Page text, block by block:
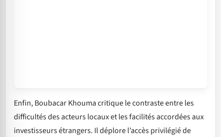
Enfin, Boubacar Khouma critique le contraste entre les
difficultés des acteurs locaux et les facilités accordées aux
investisseurs étrangers. Il déplore l’accès privilégié de